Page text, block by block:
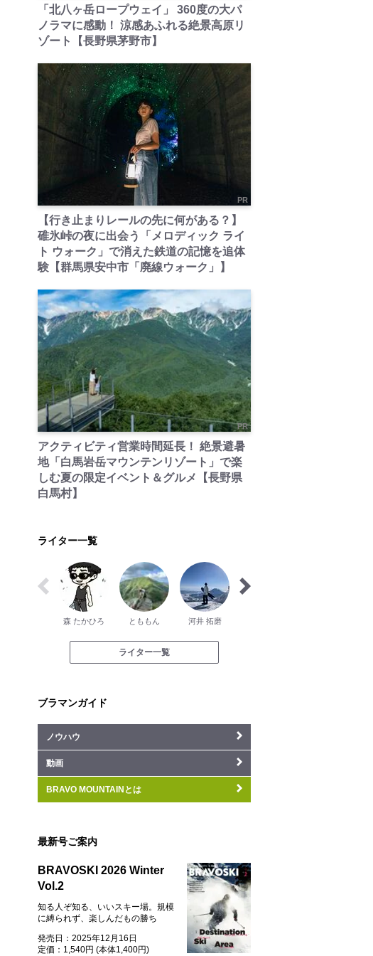
「北八ヶ岳ロープウェイ」 360度の大パ
ノラマに感動！ 涼感あふれる絶景高原リ
ゾート【長野県茅野市】
PR
【行き止まりレールの先に何がある？】
碓氷峠の夜に出会う「メロディック ライ
ト ウォーク」で消えた鉄道の記憶を追体
験【群馬県安中市「廃線ウォーク」】
PR
アクティビティ営業時間延長！ 絶景避暑
地「白馬岩岳マウンテンリゾート」で楽
しむ夏の限定イベント＆グルメ【長野県
白馬村】
ライター一覧
森 たかひろ とももん 河井 拓磨
ライター一覧
ブラマンガイド
ノウハウ
動画
BRAVO MOUNTAINとは
最新号ご案内
BRAVOSKI 2026 Winter
Vol.2
知る人ぞ知る、いいスキー場。規模
に縛られず、楽しんだもの勝ち
発売日：2025年12月16日
定価：1,540円 (本体1,400円)